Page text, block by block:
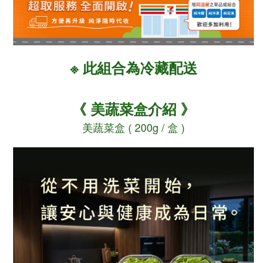
※ 此組合為冷藏配送
《 美蔬菜盒介紹 》
美蔬菜盒 ( 200g / 盒 )